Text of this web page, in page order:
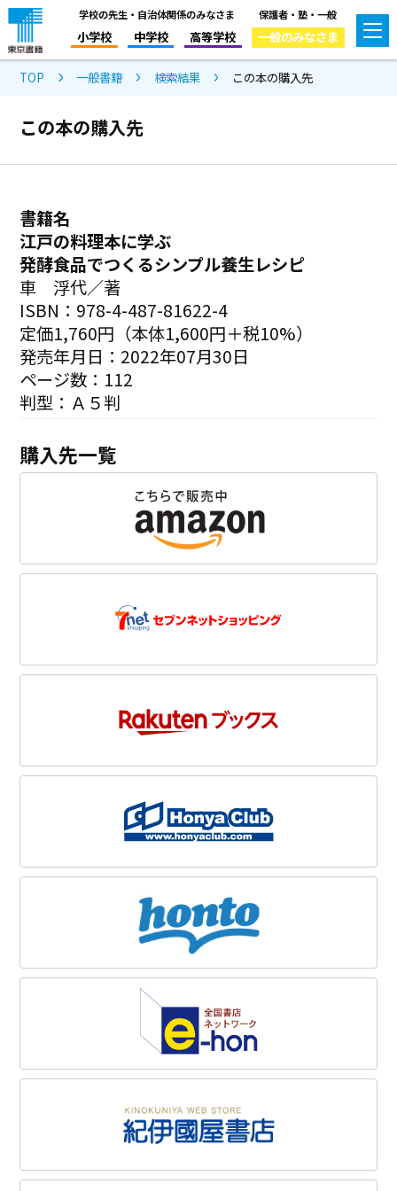
学校の先生・自治体関係のみなさま
小学校 中学校 高等学校
保護者・塾・一般
一般のみなさま
TOP 一般書籍 検索結果 この本の購入先
この本の購入先
書籍名
江戸の料理本に学ぶ
発酵食品でつくるシンプル養生レシピ
車 浮代／著
ISBN：978-4-487-81622-4
定価1,760円（本体1,600円＋税10%）
発売年月日：2022年07月30日
ページ数：112
判型：Ａ５判
購入先一覧